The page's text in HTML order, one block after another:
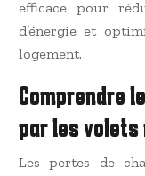
efficace pour
d’énergie et
logement.
Comprendre
par les volets
Les pertes de